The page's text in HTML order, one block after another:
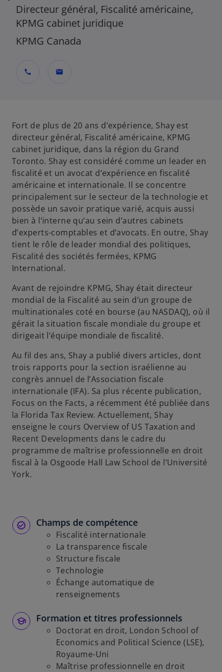
Directeur général, Fiscalité américaine,
KPMG cabinet juridique
KPMG Canada
call mail
Fort de plus de 20 ans d’expérience, Shay est
directeur général, Fiscalité américaine, KPMG
cabinet juridique, dans la région du Grand
Toronto. Shay est considéré comme un leader en
fiscalité et un avocat d’expérience en fiscalité
américaine et internationale. Il se concentre
principalement sur le secteur de la technologie et
possède un savoir pratique varié, acquis aussi
bien à l’interne qu’au sein d’autres cabinets
d’experts-comptables et d’avocats. En outre, Shay
tient le rôle de leader mondial des politiques,
Fiscalité des sociétés fermées, KPMG
International.
Avant de rejoindre KPMG, Shay était directeur
mondial de la Fiscalité au sein d’un groupe de
multinationales coté en bourse (au NASDAQ), où il
gérait la situation fiscale mondiale du groupe et
dirigeait l’équipe mondiale de fiscalité.
Au fil des ans, Shay a publié divers articles, dont
trois rapports pour la section israélienne au
congrès annuel de l’Association fiscale
internationale (IFA). Sa plus récente publication,
Focus on the Facts, a récemment été publiée dans
la Florida Tax Review. Actuellement, Shay
enseigne le cours Overview of US Taxation and
Recent Developments dans le cadre du
programme de maîtrise professionnelle en droit
fiscal à la Osgoode Hall Law School de l’Université
York.
Champs de compétence
Fiscalité internationale
La transparence fiscale
Structure fiscale
Technologie
Échange automatique de
renseignements
Formation et titres professionnels
Doctorat en droit, London School of
Economics and Political Science (LSE),
Royaume-Uni
Maîtrise professionnelle en droit